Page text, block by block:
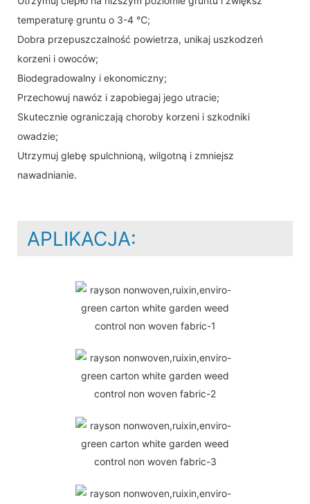
temperaturę gruntu o 3-4 ℃;
Dobra przepuszczalność powietrza, unikaj uszkodzeń
korzeni i owoców;
Biodegradowalny i ekonomiczny;
Przechowuj nawóz i zapobiegaj jego utracie;
Skutecznie ograniczają choroby korzeni i szkodniki
owadzie;
Utrzymuj glebę spulchnioną, wilgotną i zmniejsz
nawadnianie.
APLIKACJA: